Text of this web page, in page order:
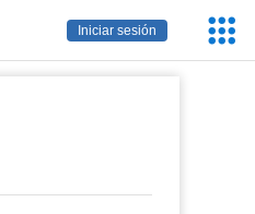
Iniciar sesión